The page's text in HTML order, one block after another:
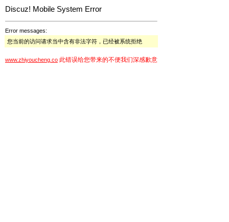
Discuz! Mobile System Error
Error messages:
您当前的访问请求当中含有非法字符，已经被系统拒绝
www.zhiyoucheng.co 此错误给您带来的不便我们深感歉意